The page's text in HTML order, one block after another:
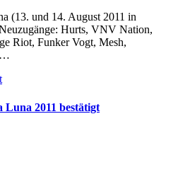
Hurts, VNV Nation,
Riot, Funker Vogt, Mesh,
Luna 2011 bestätigt